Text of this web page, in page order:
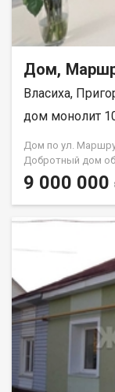
Дом,
Власиха,
дом монолит
Дом по ул.
Добротный дом
очень удобная-
пространстве с
две
с котельной. В дом
Баня и Хозблок,
вольер, клетки
большой огород.
Возможна
сообщите номер
9 000 000